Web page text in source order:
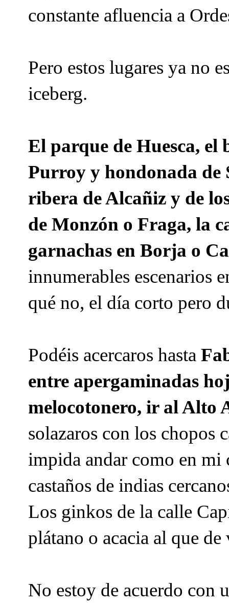
constante afluencia a
Pero estos lugares ya no
iceberg.
El parque de Huesca, el
Purroy y hondonada de
ribera de Alcañiz y de
de Monzón o Fraga, la
garnachas en Borja o
innumerables escenarios
qué no, el día corto pero
Podéis acercaros hasta
entre apergaminadas
melocotonero, ir al Alto
solazaros con los chopos
impida andar como en mi
castaños de indias
Los ginkos de la calle
plátano o acacia al que
No estoy de acuerdo con